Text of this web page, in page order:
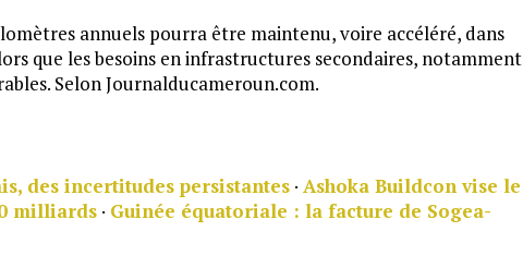
annuels pourra être maintenu, voire accéléré, dans
que les besoins en infrastructures secondaires, notamment
Selon Journalducameroun.com.
des incertitudes persistantes · Ashoka Buildcon vise le
milliards · Guinée équatoriale : la facture de Sogea-